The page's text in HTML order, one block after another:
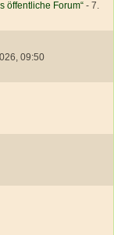
öffentliche Forum“ - 7.
09:50